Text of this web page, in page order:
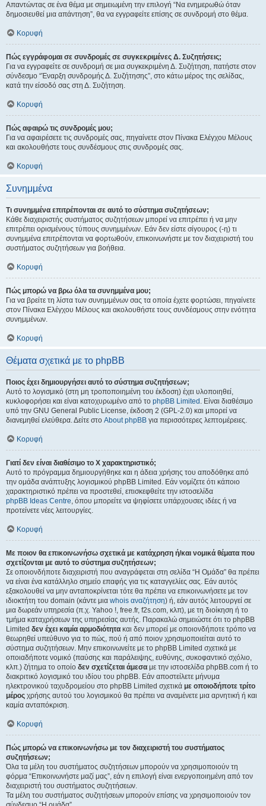
Απαντώντας σε ένα θέμα με σημειωμένη την επιλογή “Να ενημερωθώ όταν
δημοσιευθεί μια απάντηση”, θα να εγγραφείτε επίσης σε συνδρομή στο θέμα.
Κορυφή
Πώς εγγράφομαι σε συνδρομές σε συγκεκριμένες Δ. Συζητήσεις;
Για να εγγραφείτε σε συνδρομή σε μια συγκεκριμένη Δ. Συζήτηση, πατήστε στον
σύνδεσμο “Έναρξη συνδρομής Δ. Συζήτησης”, στο κάτω μέρος της σελίδας,
κατά την είσοδό σας στη Δ. Συζήτηση.
Κορυφή
Πώς αφαιρώ τις συνδρομές μου;
Για να αφαιρέσετε τις συνδρομές σας, πηγαίνετε στον Πίνακα Ελέγχου Μέλους
και ακολουθήστε τους συνδέσμους στις συνδρομές σας.
Κορυφή
Συνημμένα
Τι συνημμένα επιτρέπονται σε αυτό το σύστημα συζητήσεων;
Κάθε διαχειριστής συστήματος συζητήσεων μπορεί να επιτρέπει ή να μην
επιτρέπει ορισμένους τύπους συνημμένων. Εάν δεν είστε σίγουρος (-η) τι
συνημμένα επιτρέπονται να φορτωθούν, επικοινωνήστε με τον διαχειριστή του
συστήματος συζητήσεων για βοήθεια.
Κορυφή
Πώς μπορώ να βρω όλα τα συνημμένα μου;
Για να βρείτε τη λίστα των συνημμένων σας τα οποία έχετε φορτώσει, πηγαίνετε
στον Πίνακα Ελέγχου Μέλους και ακολουθήστε τους συνδέσμους στην ενότητα
συνημμένων.
Κορυφή
Θέματα σχετικά με το phpBB
Ποιος έχει δημιουργήσει αυτό το σύστημα συζητήσεων;
Αυτό το λογισμικό (στη μη τροποποιημένη του έκδοση) έχει υλοποιηθεί,
κυκλοφορήσει και είναι κατοχυρωμένο από το phpBB Limited . Είναι διαθέσιμο
υπό την GNU General Public License, έκδοση 2 (GPL-2.0) και μπορεί να
διανεμηθεί ελεύθερα. Δείτε στο About phpBB για περισσότερες λεπτομέρειες.
Κορυφή
Γιατί δεν είναι διαθέσιμο το Χ χαρακτηριστικό;
Αυτό το πρόγραμμα δημιουργήθηκε και η άδεια χρήσης του αποδόθηκε από
την ομάδα ανάπτυξης λογισμικού phpBB Limited. Εάν νομίζετε ότι κάποιο
χαρακτηριστικό πρέπει να προστεθεί, επισκεφθείτε την ιστοσελίδα
phpBB Ideas Centre, όπου μπορείτε να ψηφίσετε υπάρχουσες ιδέες ή να
προτείνετε νέες λειτουργίες.
Κορυφή
Με ποιον θα επικοινωνήσω σχετικά με κατάχρηση ή/και νομικά θέματα που
σχετίζονται με αυτό το σύστημα συζητήσεων;
Σε οποιονδήποτε διαχειριστή που αναγράφεται στη σελίδα “Η Ομάδα” θα πρέπει
να είναι ένα κατάλληλο σημείο επαφής για τις καταγγελίες σας. Εάν αυτός
εξακολουθεί να μην ανταποκρίνεται τότε θα πρέπει να επικοινωνήσετε με τον
ιδιοκτήτη του domain (κάντε μια whois αναζήτηση) ή, εάν αυτός λειτουργεί σε
μια δωρεάν υπηρεσία (π.χ. Yahoo !, free.fr, f2s.com, κλπ), με τη διοίκηση ή το
τμήμα καταχρήσεων της υπηρεσίας αυτής. Παρακαλώ σημειώστε ότι το phpBB
Limited δεν έχει καμία αρμοδιότητα και δεν μπορεί με οποιονδήποτε τρόπο να
θεωρηθεί υπεύθυνο για το πώς, πού ή από ποιον χρησιμοποιείται αυτό το
σύστημα συζητήσεων. Μην επικοινωνείτε με το phpBB Limited σχετικά με
οποιαδήποτε νομικό (παύσης και παράλειψης, ευθύνης, συκοφαντικό σχόλιο,
κλπ.) ζήτημα το οποίο δεν σχετίζεται άμεσα με την ιστοσελίδα phpBB.com ή το
διακριτικό λογισμικό του ιδίου του phpBB. Εάν αποστείλετε μήνυμα
ηλεκτρονικού ταχυδρομείου στο phpBB Limited σχετικά με οποιοδήποτε τρίτο
μέρος χρήσης αυτού του λογισμικού θα πρέπει να αναμένετε μια αρνητική ή και
καμία ανταπόκριση.
Κορυφή
Πώς μπορώ να επικοινωνήσω με τον διαχειριστή του συστήματος
συζητήσεων;
Όλα τα μέλη του συστήματος συζητήσεων μπορούν να χρησιμοποιούν τη
φόρμα “Επικοινωνήστε μαζί μας”, εάν η επιλογή είναι ενεργοποιημένη από τον
διαχειριστή του συστήματος συζητήσεων.
Τα μέλη του συστήματος συζητήσεων μπορούν επίσης να χρησιμοποιούν τον